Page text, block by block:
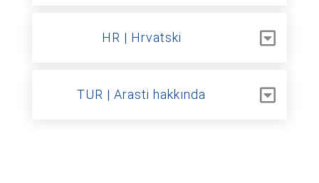
HR | Hrvatski
TUR | Arasti hakkında